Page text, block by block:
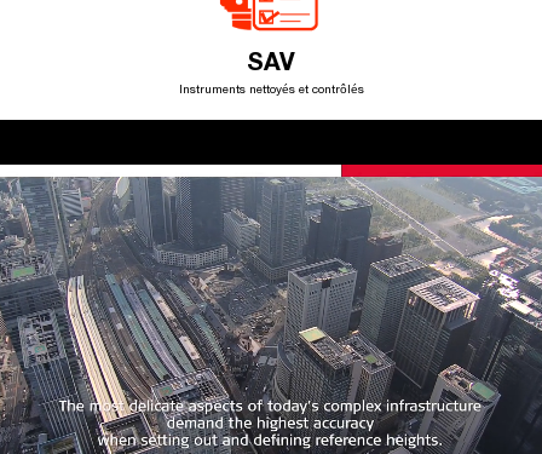
SAV
Instruments nettoyés et contrôlés